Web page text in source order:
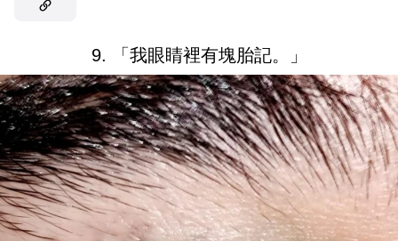
9. 「我眼睛裡有塊胎記。」